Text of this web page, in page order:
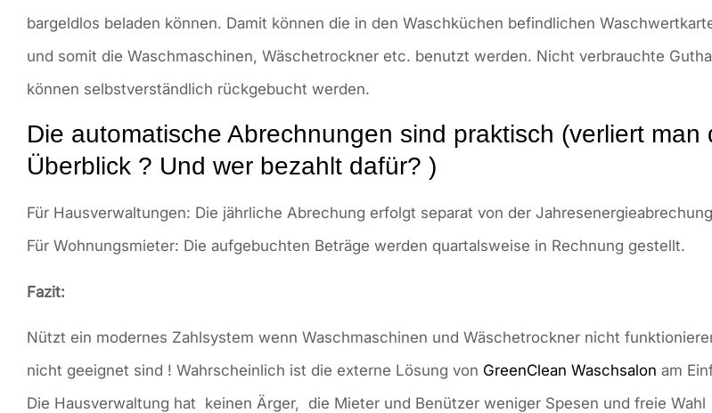
bargeldlos beladen können. Damit können die in den Waschküchen befindlichen
und somit die Waschmaschinen, Wäschetrockner etc. benutzt werden. Nicht verbrauchte
können selbstverständlich rückgebucht werden.
Die automatische Abrechnungen sind praktisch (verliert man
Überblick ? Und wer bezahlt dafür? )
Für Hausverwaltungen: Die jährliche Abrechung erfolgt separat von der
Für Wohnungsmieter: Die aufgebuchten Beträge werden quartalsweise in Rechnung gestellt.
Fazit:
Nützt ein modernes Zahlsystem wenn Waschmaschinen und Wäschetrockner nicht
nicht geeignet sind ! Wahrscheinlich ist die externe Lösung von GreenClean Waschsalon am
Die Hausverwaltung hat keinen Ärger, die Mieter und Benützer weniger Spesen und freie Wahl